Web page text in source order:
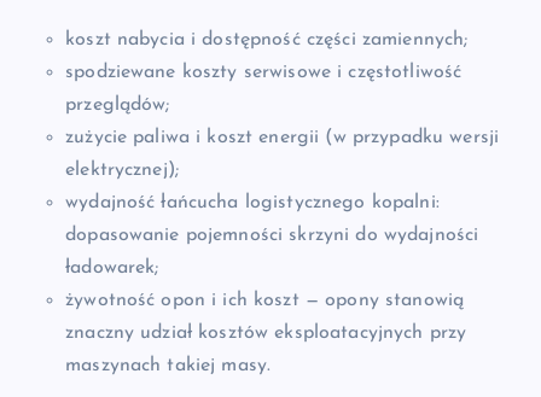
koszt nabycia i dostępność części zamiennych;
spodziewane koszty serwisowe i częstotliwość
przeglądów;
zużycie paliwa i koszt energii (w przypadku wersji
elektrycznej);
wydajność łańcucha logistycznego kopalni:
dopasowanie pojemności skrzyni do wydajności
ładowarek;
żywotność opon i ich koszt — opony stanowią
znaczny udział kosztów eksploatacyjnych przy
maszynach takiej masy.